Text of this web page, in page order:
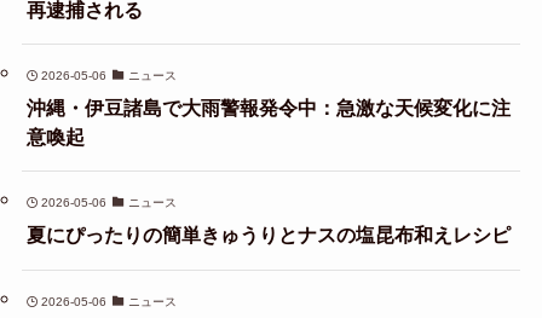
再逮捕される
2026-05-06 ニュース
沖縄・伊豆諸島で大雨警報発令中：急激な天候変化に注
意喚起
2026-05-06 ニュース
夏にぴったりの簡単きゅうりとナスの塩昆布和えレシピ
2026-05-06 ニュース